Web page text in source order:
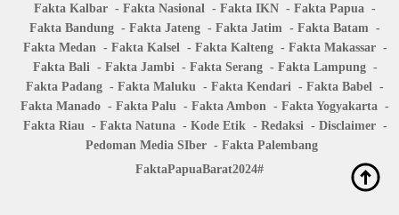
Fakta Kalbar Fakta Nasional Fakta IKN
Fakta Papua
Fakta Bandung
Fakta Jateng Fakta Jatim
Fakta Batam
Fakta Medan
Fakta Kalsel Fakta Kalteng
Fakta Makassar
Fakta Bali
Fakta Jambi Fakta Serang
Fakta Lampung
Fakta Padang
Fakta Maluku Fakta Kendari
Fakta Babel
Fakta Manado
Fakta Palu Fakta Ambon
Fakta Yogyakarta
Fakta Riau
Fakta Natuna Kode Etik Redaksi
Disclaimer
Pedoman Media SIber
Fakta Palembang
FaktaPapuaBarat2024#